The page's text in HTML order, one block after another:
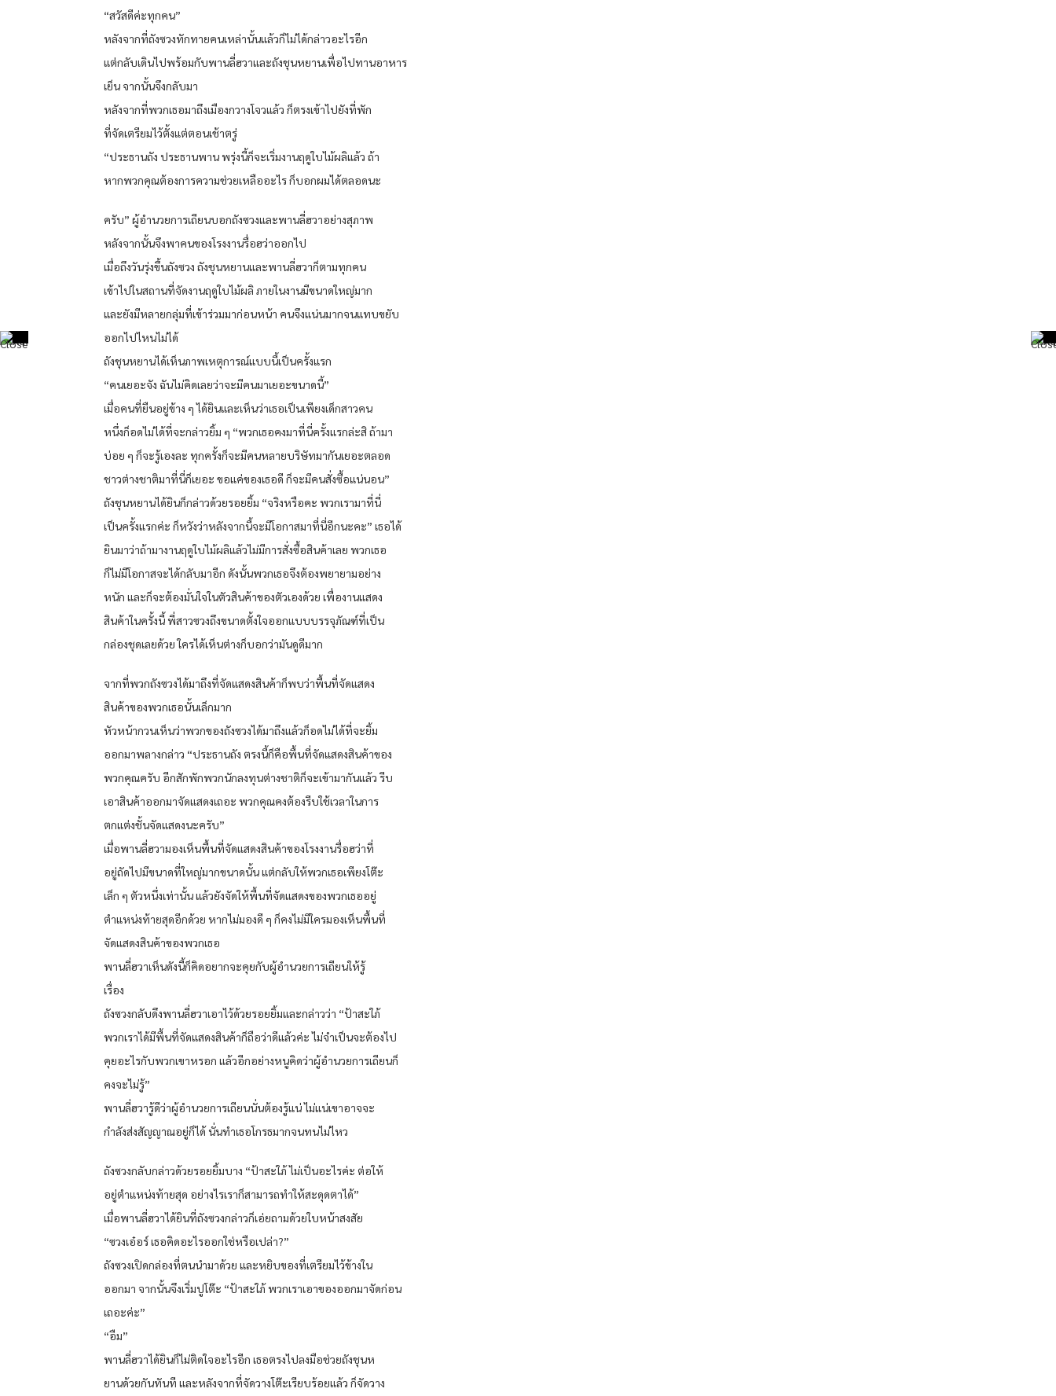
“สวัสดีค่ะทุกคน”
หลังจากที่ถังซวงทักทายคนเหล่านั้นแล้วก็ไม่ได้กล่าวอะไรอีก
แต่กลับเดินไปพร้อมกับพานลี่ฮวาและถังชุนหยานเพื่อไปทานอาหาร
เย็น จากนั้นจึงกลับมา
หลังจากที่พวกเธอมาถึงเมืองกวางโจวแล้ว ก็ตรงเข้าไปยังที่พัก
ที่จัดเตรียมไว้ตั้งแต่ตอนเช้าตรู่
“ประธานถัง ประธานพาน พรุ่งนี้ก็จะเริ่มงานฤดูใบไม้ผลิแล้ว ถ้า
หากพวกคุณต้องการความช่วยเหลืออะไร ก็บอกผมได้ตลอดนะ
ครับ” ผู้อำนวยการเถียนบอกถังซวงและพานลี่ฮวาอย่างสุภาพ
หลังจากนั้นจึงพาคนของโรงงานรื่อฮว่าออกไป
เมื่อถึงวันรุ่งขึ้นถังซวง ถังชุนหยานและพานลี่ฮวาก็ตามทุกคน
เข้าไปในสถานที่จัดงานฤดูใบไม้ผลิ ภายในงานมีขนาดใหญ่มาก
และยังมีหลายกลุ่มที่เข้าร่วมมาก่อนหน้า คนจึงแน่นมากจนแทบขยับ
ออกไปไหนไม่ได้
ถังชุนหยานได้เห็นภาพเหตุการณ์แบบนี้เป็นครั้งแรก
“คนเยอะจัง ฉันไม่คิดเลยว่าจะมีคนมาเยอะขนาดนี้”
เมื่อคนที่ยืนอยู่ข้าง ๆ ได้ยินและเห็นว่าเธอเป็นเพียงเด็กสาวคน
หนึ่งก็อดไม่ได้ที่จะกล่าวยิ้ม ๆ “พวกเธอคงมาที่นี่ครั้งแรกล่ะสิ ถ้ามา
บ่อย ๆ ก็จะรู้เองละ ทุกครั้งก็จะมีคนหลายบริษัทมากันเยอะตลอด
ชาวต่างชาติมาที่นี่ก็เยอะ ขอแค่ของเธอดี ก็จะมีคนสั่งซื้อแน่นอน”
ถังชุนหยานได้ยินก็กล่าวด้วยรอยยิ้ม “จริงหรือคะ พวกเรามาที่นี่
เป็นครั้งแรกค่ะ ก็หวังว่าหลังจากนี้จะมีโอกาสมาที่นี่อีกนะคะ” เธอได้
ยินมาว่าถ้ามางานฤดูใบไม้ผลิแล้วไม่มีการสั่งซื้อสินค้าเลย พวกเธอ
ก็ไม่มีโอกาสจะได้กลับมาอีก ดังนั้นพวกเธอจึงต้องพยายามอย่าง
หนัก และก็จะต้องมั่นใจในตัวสินค้าของตัวเองด้วย เพื่องานแสดง
สินค้าในครั้งนี้ พี่สาวซวงถึงขนาดตั้งใจออกแบบบรรจุภัณฑ์ที่เป็น
กล่องชุดเลยด้วย ใครได้เห็นต่างก็บอกว่ามันดูดีมาก
จากที่พวกถังซวงได้มาถึงที่จัดแสดงสินค้าก็พบว่าพื้นที่จัดแสดง
สินค้าของพวกเธอนั้นเล็กมาก
หัวหน้ากวนเห็นว่าพวกของถังซวงได้มาถึงแล้วก็อดไม่ได้ที่จะยิ้ม
ออกมาพลางกล่าว “ประธานถัง ตรงนี้ก็คือพื้นที่จัดแสดงสินค้าของ
พวกคุณครับ อีกสักพักพวกนักลงทุนต่างชาติก็จะเข้ามากันแล้ว รีบ
เอาสินค้าออกมาจัดแสดงเถอะ พวกคุณคงต้องรีบใช้เวลาในการ
ตกแต่งชั้นจัดแสดงนะครับ”
เมื่อพานลี่ฮวามองเห็นพื้นที่จัดแสดงสินค้าของโรงงานรื่อฮว่าที่
อยู่ถัดไปมีขนาดที่ใหญ่มากขนาดนั้น แต่กลับให้พวกเธอเพียงโต๊ะ
เล็ก ๆ ตัวหนึ่งเท่านั้น แล้วยังจัดให้พื้นที่จัดแสดงของพวกเธออยู่
ตำแหน่งท้ายสุดอีกด้วย หากไม่มองดี ๆ ก็คงไม่มีใครมองเห็นพื้นที่
จัดแสดงสินค้าของพวกเธอ
พานลี่ฮวาเห็นดังนี้ก็คิดอยากจะคุยกับผู้อำนวยการเถียนให้รู้
เรื่อง
ถังซวงกลับดึงพานลี่ฮวาเอาไว้ด้วยรอยยิ้มและกล่าวว่า “ป้าสะใภ้
พวกเราได้มีพื้นที่จัดแสดงสินค้าก็ถือว่าดีแล้วค่ะ ไม่จำเป็นจะต้องไป
คุยอะไรกับพวกเขาหรอก แล้วอีกอย่างหนูคิดว่าผู้อำนวยการเถียนก็
คงจะไม่รู้”
พานลี่ฮวารู้ดีว่าผู้อำนวยการเถียนนั่นต้องรู้แน่ ไม่แน่เขาอาจจะ
กำลังส่งสัญญาณอยู่ก็ได้ นั่นทำเธอโกรธมากจนทนไม่ไหว
ถังซวงกลับกล่าวด้วยรอยยิ้มบาง “ป้าสะใภ้ ไม่เป็นอะไรค่ะ ต่อให้
อยู่ตำแหน่งท้ายสุด อย่างไรเราก็สามารถทำให้สะดุดตาได้”
เมื่อพานลี่ฮวาได้ยินที่ถังซวงกล่าวก็เอ่ยถามด้วยใบหน้าสงสัย
“ซวงเอ๋อร์ เธอคิดอะไรออกใช่หรือเปล่า?”
ถังซวงเปิดกล่องที่ตนนำมาด้วย และหยิบของที่เตรียมไว้ข้างใน
ออกมา จากนั้นจึงเริ่มปูโต๊ะ “ป้าสะใภ้ พวกเราเอาของออกมาจัดก่อน
เถอะค่ะ”
“อืม”
พานลี่ฮวาได้ยินก็ไม่ติดใจอะไรอีก เธอตรงไปลงมือช่วยถังชุนห
ยานด้วยกันทันที และหลังจากที่จัดวางโต๊ะเรียบร้อยแล้ว ก็จัดวาง